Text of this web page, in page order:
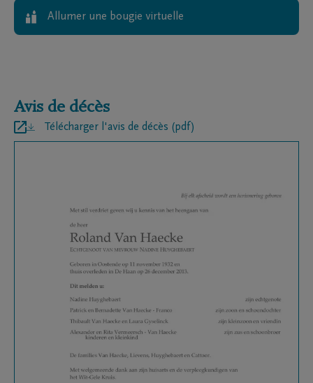
Allumer une bougie virtuelle
Avis de décès
Télécharger l'avis de décès (pdf)